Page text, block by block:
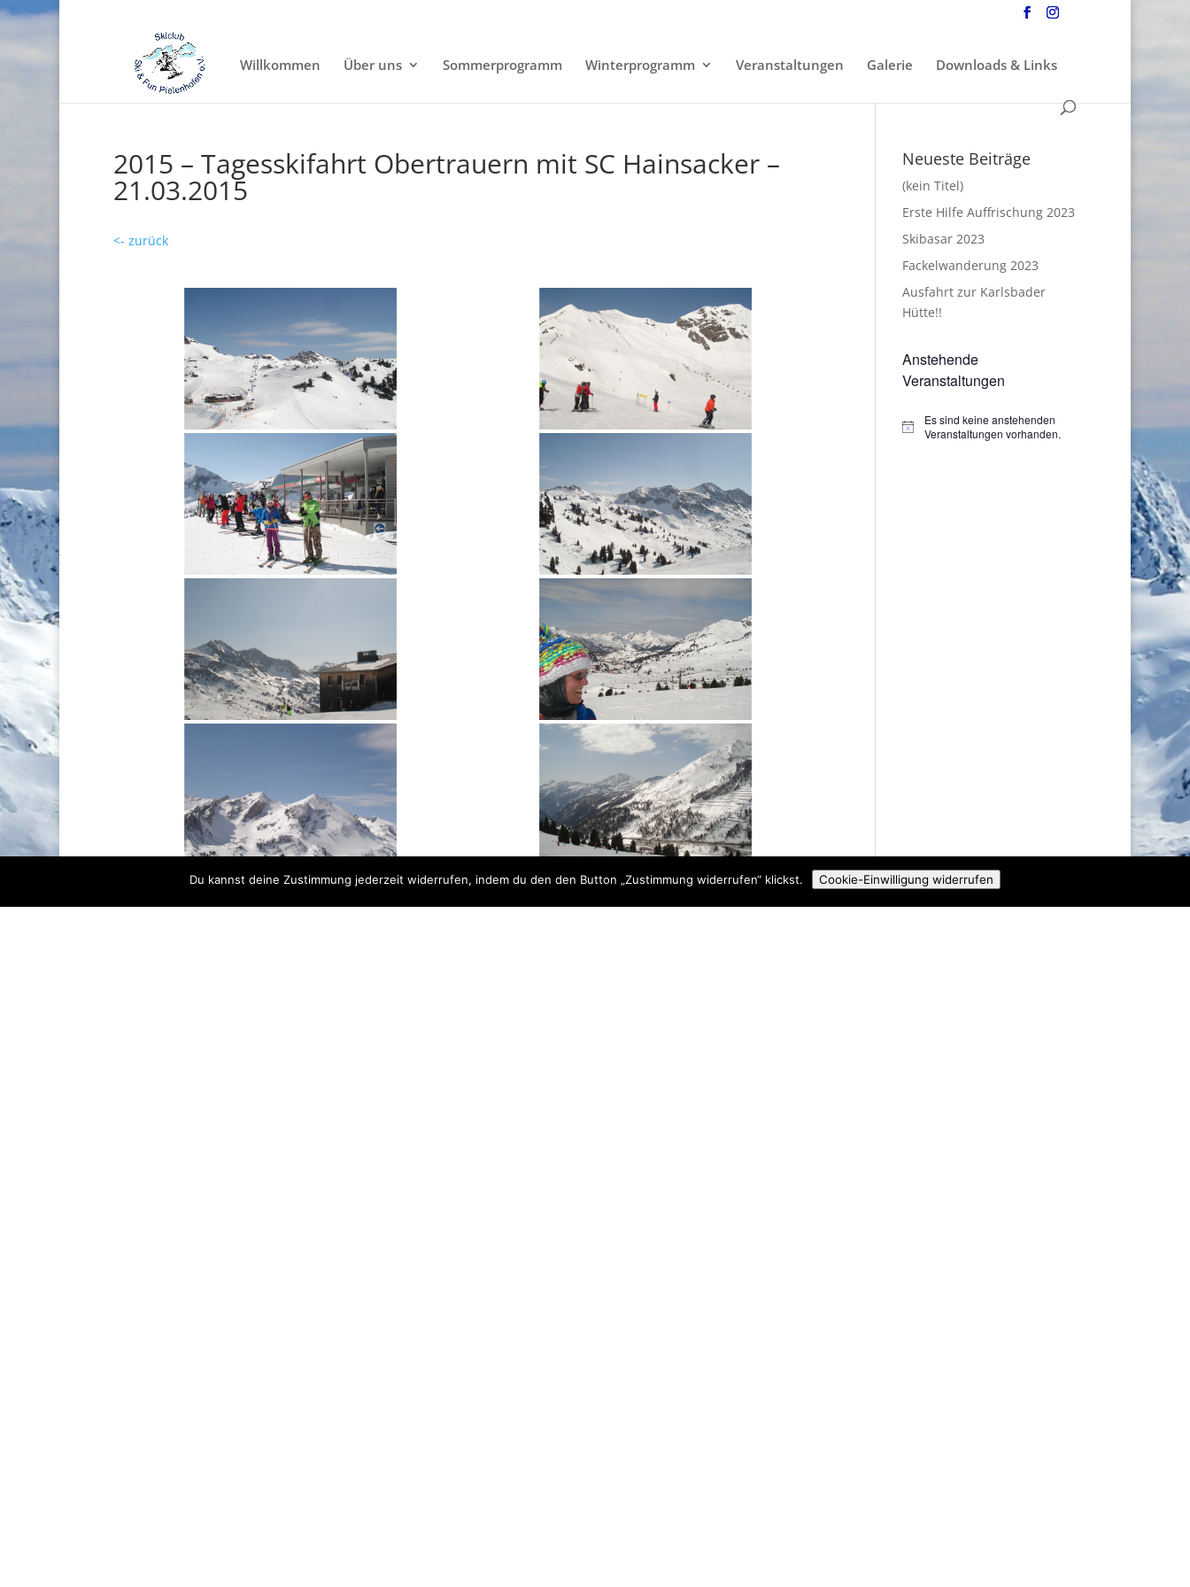
Willkommen Über uns Sommerprogramm Winterprogramm Veranstaltungen Galerie Downloads & Links
2015 – Tagesskifahrt Obertrauern mit SC Hainsacker –
21.03.2015
<- zurück
Neueste Beiträge
(kein Titel)
Erste Hilfe Auffrischung 2023
Skibasar 2023
Fackelwanderung 2023
Ausfahrt zur Karlsbader
Hütte!!
Anstehende
Veranstaltungen
Hinweis
Es sind keine anstehenden
Veranstaltungen vorhanden.
Du kannst deine Zustimmung jederzeit widerrufen, indem du den den Button „Zustimmung widerrufen“ klickst. Cookie-Einwilligung widerrufen